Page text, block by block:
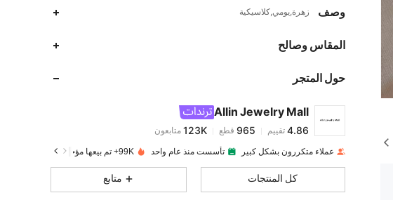
وصف زهرة,يومي,كلاسيكية
المقاس وصالح
حول المتجر
Allin Jewelry Mall
4.86
تقييم 123Kمتابعون
z***8 تم دفعمنذ 1 يوم
عملاء متكررون بشكل كبير تأسست منذ عام واحد 99K+ تم بيعها مؤخرًا
كل المنتجات متابع